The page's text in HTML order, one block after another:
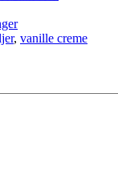
, vanille creme